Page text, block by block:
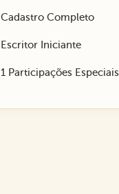
Cadastro Completo
Escritor Iniciante
1 Participações Especiais